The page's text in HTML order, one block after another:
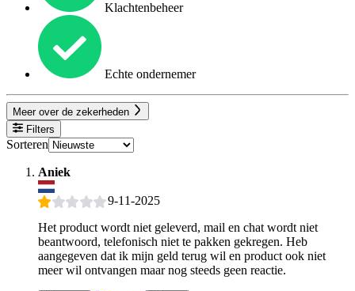
Klachtenbeheer
Echte ondernemer
Meer over de zekerheden
Filters
Sorteren
Aniek
9-11-2025
Het product wordt niet geleverd, mail en chat wordt niet
beantwoord, telefonisch niet te pakken gekregen. Heb
aangegeven dat ik mijn geld terug wil en product ook niet
meer wil ontvangen maar nog steeds geen reactie.